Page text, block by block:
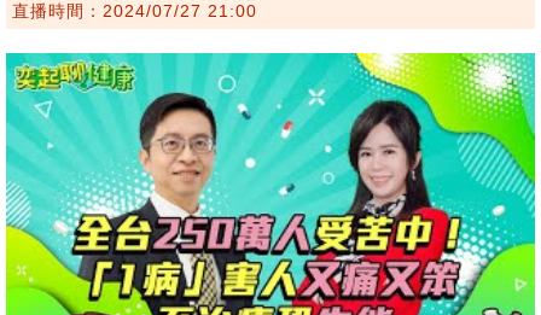
直播時間：2024/07/27 21:00